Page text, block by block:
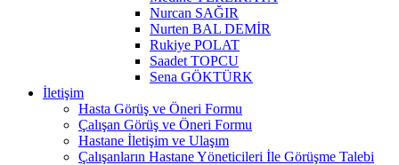
Nurcan SAĞIR
Nurten BAL DEMİR
Rukiye POLAT
Saadet TOPCU
Sena GÖKTÜRK
İletişim
Hasta Görüş ve Öneri Formu
Çalışan Görüş ve Öneri Formu
Hastane İletişim ve Ulaşım
Çalışanların Hastane Yöneticileri İle Görüşme Talebi